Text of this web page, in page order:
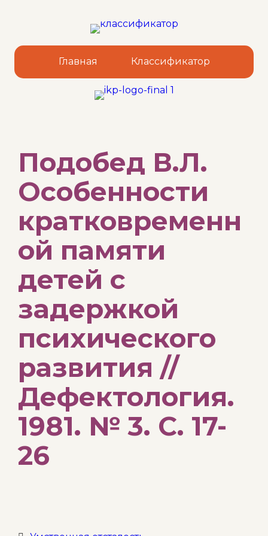
Главная Классификатор
Подобед В.Л.
Особенности
кратковременн
ой памяти
детей с
задержкой
психического
развития //
Дефектология.
1981. № 3. С. 17-
26